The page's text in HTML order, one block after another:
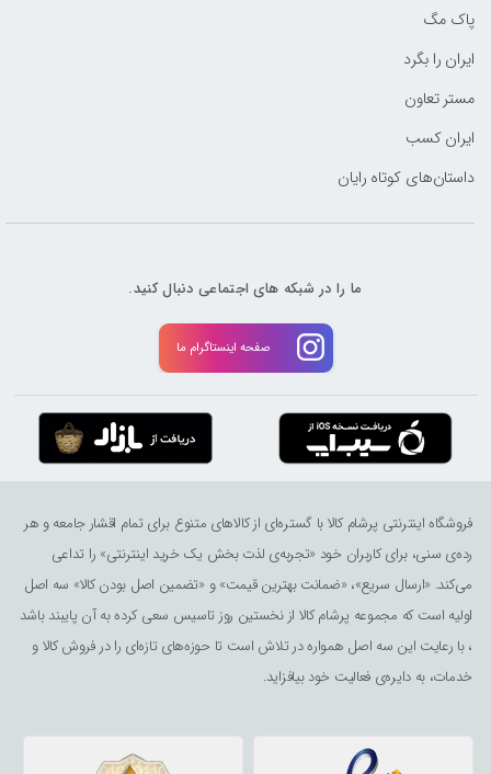
پاک مگ
ایران را بگرد
مستر تعاون
ایران کسب
داستان‌های کوتاه رایان
ما را در شبکه های اجتماعی دنبال کنید.
صفحه اینستاگرام ما
فروشگاه اینترنتی پرشام کالا با گستره‌ای از کالاهای متنوع برای تمام اقشار جامعه و هر
رده‌ی سنی، برای کاربران خود «تجربه‌ی لذت ‌بخش یک خرید اینترنتی» را تداعی
می‌کند. «ارسال سریع»، «ضمانت بهترین قیمت» و «تضمین اصل بودن کالا» سه اصل
اولیه است که مجموعه پرشام کالا از نخستین روز تاسیس سعی کرده به آن پایبند باشد
، با رعایت این سه اصل همواره در تلاش است تا حوزه‌های تازه‌ای را در فروش کالا و
خدمات، به دایره‌ی فعالیت خود بیافزاید.